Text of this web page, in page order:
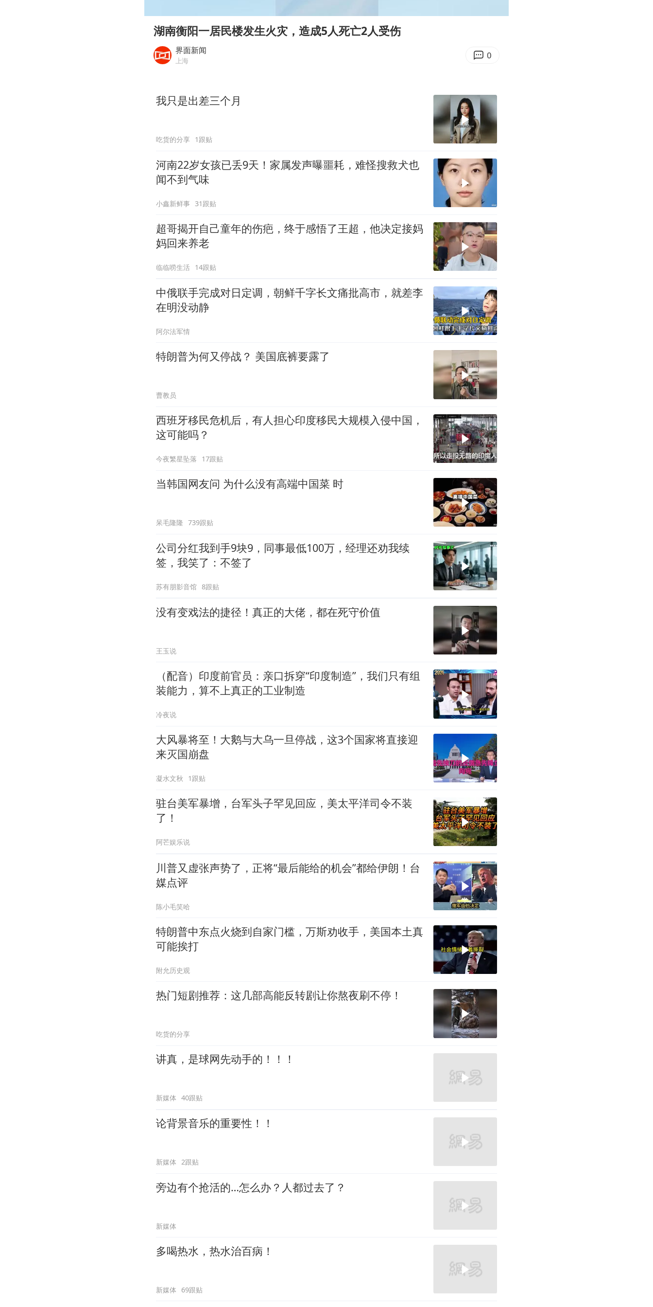
商场现钱学森巨幅海报 负责人回应
杭州全市有序停课
36岁男演员成景区NPC后人气爆棚
湖南衡阳一居民楼发生火灾，造成5人死亡2人受伤
界面新闻
上海 0
我只是出差三个月
吃货的分享 1跟贴
河南22岁女孩已丢9天！家属发声曝噩耗，难怪搜救犬也
闻不到气味
小鑫新鲜事 31跟贴
超哥揭开自己童年的伤疤，终于感悟了王超，他决定接妈
妈回来养老
临临唠生活 14跟贴
中俄联手完成对日定调，朝鲜千字长文痛批高市，就差李
在明没动静
阿尔法军情
特朗普为何又停战？ 美国底裤要露了
曹教员
西班牙移民危机后，有人担心印度移民大规模入侵中国，
这可能吗？
今夜繁星坠落 17跟贴
当韩国网友问 为什么没有高端中国菜 时
呆毛隆隆 739跟贴
公司分红我到手9块9，同事最低100万，经理还劝我续
签，我笑了：不签了
苏有朋影音馆 8跟贴
没有变戏法的捷径！真正的大佬，都在死守价值
王玉说
（配音）印度前官员：亲口拆穿“印度制造”，我们只有组
装能力，算不上真正的工业制造
冷夜说
大风暴将至！大鹅与大乌一旦停战，这3个国家将直接迎
来灭国崩盘
凝水文秋 1跟贴
驻台美军暴增，台军头子罕见回应，美太平洋司令不装
了！
阿芒娱乐说
川普又虚张声势了，正将“最后能给的机会”都给伊朗！台
媒点评
陈小毛笑哈
特朗普中东点火烧到自家门槛，万斯劝收手，美国本土真
可能挨打
附允历史观
热门短剧推荐：这几部高能反转剧让你熬夜刷不停！
吃货的分享
讲真，是球网先动手的！！！
新媒体 40跟贴
论背景音乐的重要性！！
新媒体 2跟贴
旁边有个抢活的…怎么办？人都过去了？
新媒体
多喝热水，热水治百病！
新媒体 69跟贴